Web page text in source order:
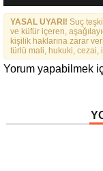
YASAL UYARI! Suç
ve küfür içeren,
kişilik haklarına zarar
türlü mali, hukuki, cezai,
Yorum yapabilmek